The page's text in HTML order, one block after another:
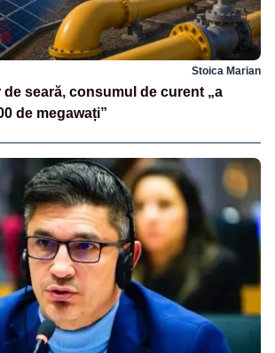
Stoica Marian
de seară, consumul de curent „a
de megawați”